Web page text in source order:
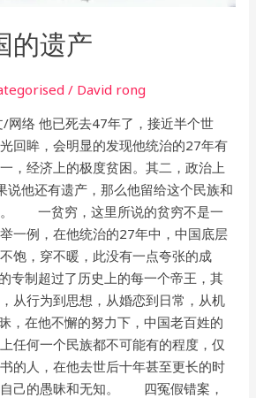
的遗产
/ David rong
网络 他已死去47年了，接近半个世
回眸，会明显的发现他统治的27年有
，经济上的极度贫困。其二，政治上
他还有遗产，那么他留给这个民族和
。 一贫穷，这里所说的贫穷不是一
一例，在他统治的27年中，中国底层
饱，穿不暖，此没有一点夸张的成
制超过了历史上的每一个帝王，其
从行为到思想，从婚恋到日常，从机
在他不懈的努力下，中国老百姓的
任何一个民族都不可能有的程度，仅
的人，在他去世后十年甚至更长的时
自己的愚昧和无知。 四冤假错案，